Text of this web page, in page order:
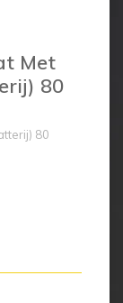
Met
80
80